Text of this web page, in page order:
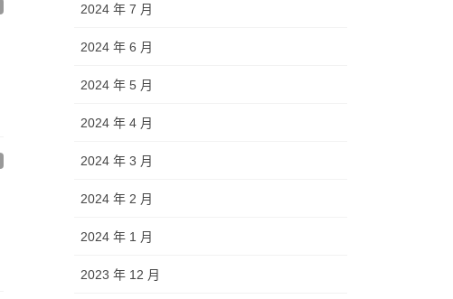
2024 年 7 月
2024 年 6 月
2024 年 5 月
2024 年 4 月
2024 年 3 月
2024 年 2 月
2024 年 1 月
2023 年 12 月